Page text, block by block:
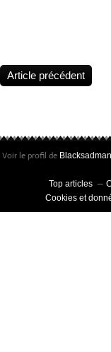
Article précédent
Voir le profil de
Top articles
Cookies et